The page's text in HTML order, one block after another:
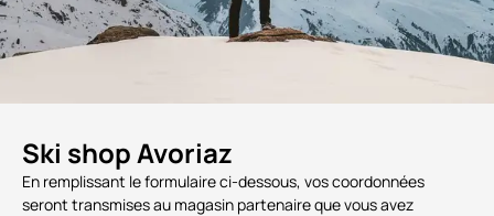
Ski shop Avoriaz
En remplissant le formulaire ci-dessous, vos coordonnées
seront transmises au magasin partenaire que vous avez